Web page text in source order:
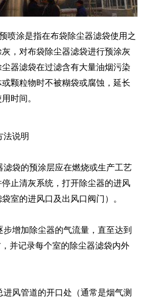
涂是指在布袋除尘器滤袋使用之
，对布袋除尘器滤袋进行预涂灰
器滤袋在过滤含有大量油烟污染
颗粒物时不被糊袋或腐蚀，延长
时间。
说明
袋的预涂层应在燃烧或生产工艺
止清灰系统，打开除尘器的进风
室的进风口及出风口阀门）。
增加除尘器的气流量，直至达到
并记录每个室的除尘器滤袋内外
风管道的开口处（通常是烟气测